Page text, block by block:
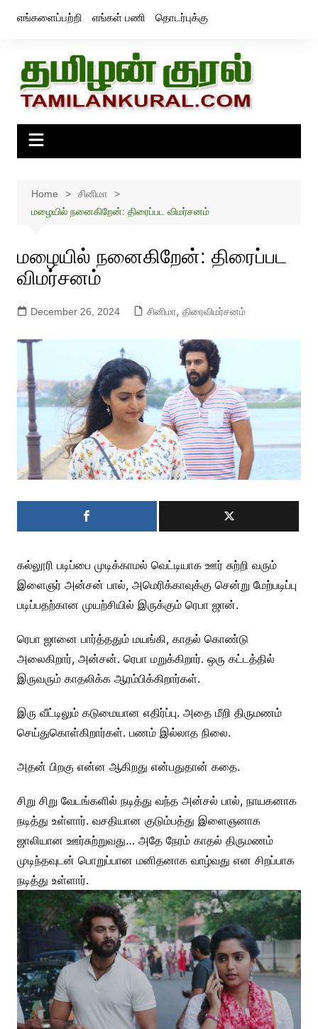
எங்களைப்பற்றி எங்கள் பணி தொடர்புக்கு
Home
சினிமா
மழையில் நனைகிறேன்: திரைப்பட விமர்சனம்
மழையில் நனைகிறேன்: திரைப்பட
விமர்சனம்
December 26, 2024 சினிமா, திரைவிமர்சனம்
கல்லூரி படிப்பை முடிக்காமல் வெட்டியாக ஊர் சுற்றி வரும்
இளைஞர் அன்சன் பால், அமெரிக்காவுக்கு சென்று மேற்படிப்பு
படிப்பதற்கான முயற்சியில் இருக்கும் ரெபா ஜான்.
ரெபா ஜானை பார்த்ததும் மயங்கி, காதல் கொண்டு
அலைகிறார், அன்சன். ரெபா மறுக்கிறார். ஒரு கட்டத்தில்
இருவரும் காதலிக்க ஆரம்பிக்கிறார்கள்.
இரு வீட்டிலும் கடுமையான எதிர்ப்பு. அதை மீறி திருமணம்
செய்துகொள்கிறார்கள். பணம் இல்லாத நிலை.
அதன் பிறகு என்ன ஆகிறது என்பதுதான் கதை.
சிறு சிறு வேடங்களில் நடித்து வந்த அன்சல் பால், நாயகனாக
நடித்து உள்ளார். வசதியான குடும்பத்து இளைஞனாக
ஜாலியான ஊர்சுற்றுவது… அதே நேரம் காதல் திருமணம்
முடிந்தவுடன் பொறுப்பான மனிதனாக வாழ்வது என சிறப்பாக
நடித்து உள்ளார்.